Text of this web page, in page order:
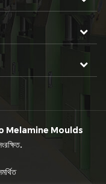
Melamine Moulds